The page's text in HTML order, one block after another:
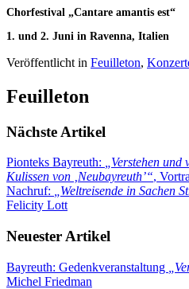
Chorfestival „Cantare amantis est“
1. und 2. Juni in Ravenna, Italien
Veröffentlicht in Feuilleton,
Feuilleton
Nächste Artikel
Pionteks Bayreuth: „Verstehen und
Kulissen von ‚Neubayreuth’“,
Nachruf: „Weltreisende in Sachen
Felicity Lott
Neuester Artikel
Bayreuth: Gedenkveranstaltung
Michel Friedman